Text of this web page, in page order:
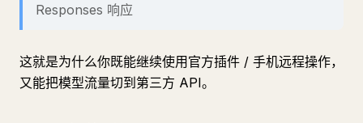
Responses 响应
这就是为什么你既能继续使用官方插件 / 手机远程操作，
又能把模型流量切到第三方 API。